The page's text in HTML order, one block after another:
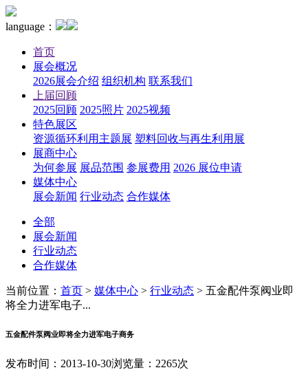
language：
首页
展会概况
2026展会介绍 组织机构 联系我们
上届回顾
2025回顾 2025照片 2025视频
特色展区
资源循环利用主题展 塑料回收与再生利用展
展商中心
为何参展 展品范围 参展费用 2026 展位申请
媒体中心
展会新闻 行业动态 合作媒体
全部
展会新闻
行业动态
合作媒体
当前位置： 首页 > 媒体中心 > 行业动态 > 五金配件泵阀业即
将全力进军电子...
五金配件泵阀业即将全力进军电子商务
发布时间：2013-10-30浏览量：2265次